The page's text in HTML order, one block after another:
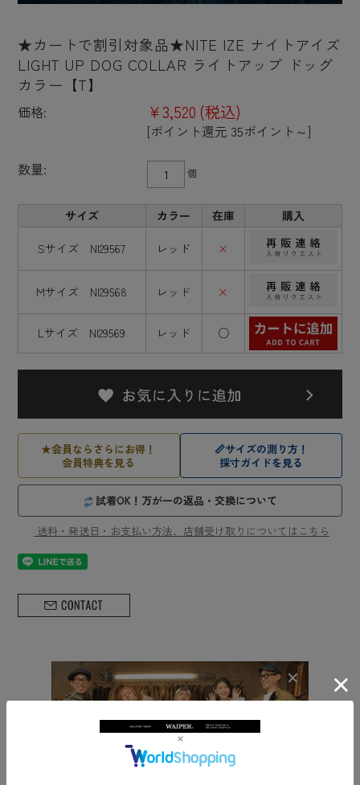
★カートで割引対象品★NITE IZE ナイトアイズ
LIGHT UP DOG COLLAR ライトアップ ドッグ
カラー【T】
価格: ¥3,520 (税込)
[ポイント還元 35ポイント～]
数量:
個
サイズ カラー 在庫 購入
Sサイズ NI29567 レッド ×
Mサイズ NI29568 レッド ×
Lサイズ NI29569 レッド ○
★会員ならさらにお得！
会員特典を見る
📏サイズの測り方！
採寸ガイドを見る
試着OK！万が一の返品・交換について
送料・発送日・お支払い方法、店舗受け取りについてはこちら
ミリタリーショップWAIPER オススメアイテ